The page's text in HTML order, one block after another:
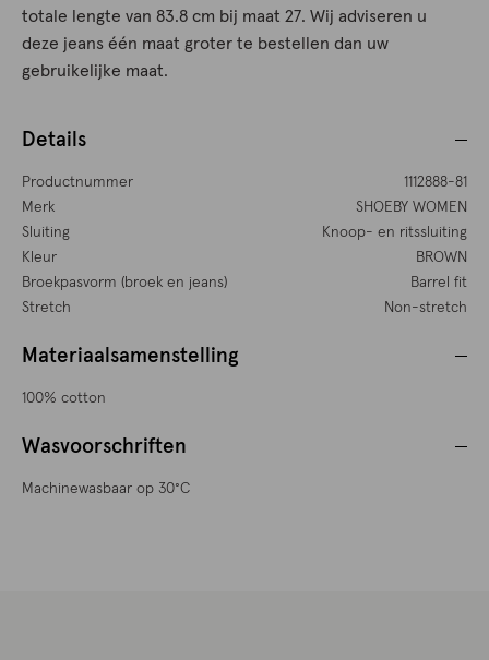
totale lengte van 83.8 cm bij maat 27. Wij adviseren u
deze jeans één maat groter te bestellen dan uw
gebruikelijke maat.
Details
Productnummer
1112888-81
Merk
SHOEBY WOMEN
Sluiting
Knoop- en ritssluiting
Kleur
BROWN
Broekpasvorm (broek en jeans)
Barrel fit
Stretch
Non-stretch
Materiaalsamenstelling
100% cotton
Wasvoorschriften
Machinewasbaar op 30°C